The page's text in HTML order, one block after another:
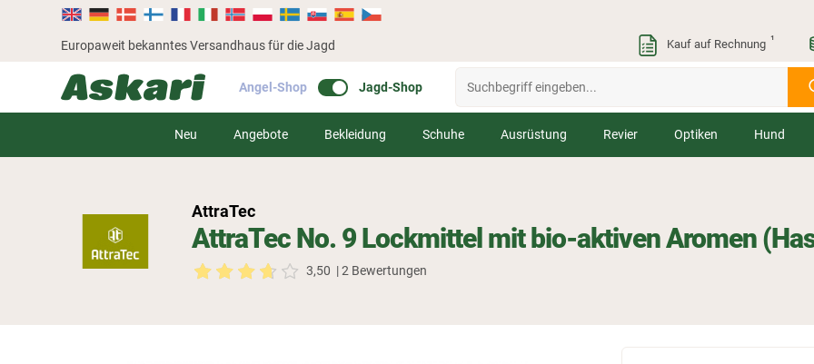
Europaweit bekanntes Versandhaus für die Jagd Kauf auf Rechnung ¹
Angel-Shop Jagd-Shop
Neu Angebote Bekleidung Schuhe Ausrüstung Revier Optiken Hund
AttraTec No. 9 Lockmittel mit bio-aktiven Aromen
AttraTec
3,50 | 2 Bewertungen